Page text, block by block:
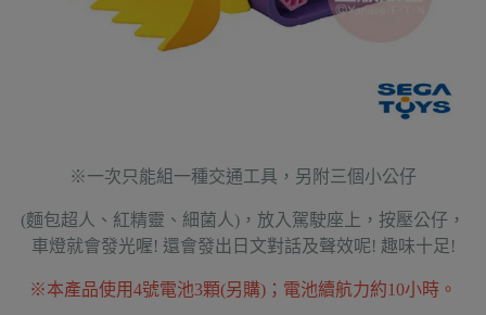
※一次只能組一種交通工具，另附三個小公仔
(麵包超人、紅精靈、細菌人)，放入駕駛座上，按壓公仔，
車燈就會發光喔! 還會發出日文對話及聲效呢! 趣味十足!
※本產品使用4號電池3顆(另購)；電池續航力約10小時。